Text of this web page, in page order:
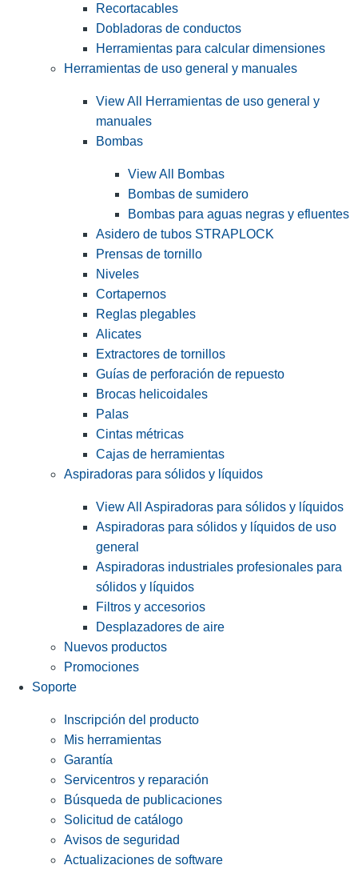
Recortacables
Dobladoras de conductos
Herramientas para calcular dimensiones
Herramientas de uso general y manuales
View All Herramientas de uso general y
manuales
Bombas
View All Bombas
Bombas de sumidero
Bombas para aguas negras y efluentes
Asidero de tubos STRAPLOCK
Prensas de tornillo
Niveles
Cortapernos
Reglas plegables
Alicates
Extractores de tornillos
Guías de perforación de repuesto
Brocas helicoidales
Palas
Cintas métricas
Cajas de herramientas
Aspiradoras para sólidos y líquidos
View All Aspiradoras para sólidos y líquidos
Aspiradoras para sólidos y líquidos de uso
general
Aspiradoras industriales profesionales para
sólidos y líquidos
Filtros y accesorios
Desplazadores de aire
Nuevos productos
Promociones
Soporte
Inscripción del producto
Mis herramientas
Garantía
Servicentros y reparación
Búsqueda de publicaciones
Solicitud de catálogo
Avisos de seguridad
Actualizaciones de software